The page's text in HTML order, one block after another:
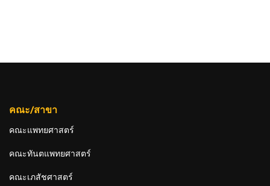
คณะ/สาขา
คณะแพทยศาสตร์
คณะทันตแพทยศาสตร์
คณะเภสัชศาสตร์